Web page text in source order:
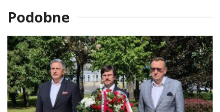
Podobne